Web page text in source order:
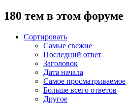
180 тем в этом форуме
Сортировать
Самые свежие
Последний ответ
Заголовок
Дата начала
Самое просматриваемое
Больше всего ответов
Другое